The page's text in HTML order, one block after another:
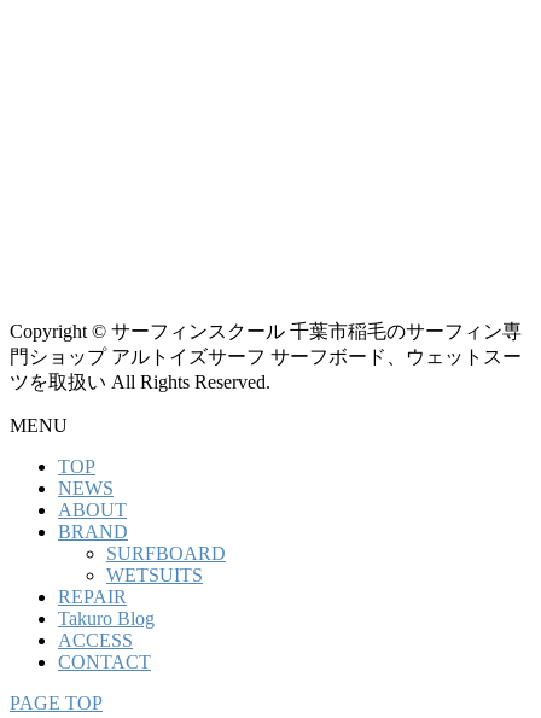
Copyright © サーフィンスクール 千葉市稲毛のサーフィン専
門ショップ アルトイズサーフ サーフボード、ウェットスー
ツを取扱い All Rights Reserved.
MENU
TOP
NEWS
ABOUT
BRAND
SURFBOARD
WETSUITS
REPAIR
Takuro Blog
ACCESS
CONTACT
PAGE TOP